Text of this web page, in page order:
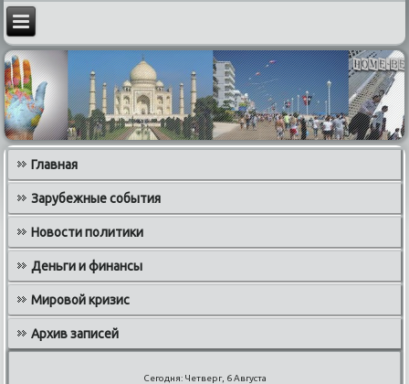
Главная
Зарубежные события
Новости политики
Деньги и финансы
Мировой кризис
Архив записей
Сегодня: Четверг, 6 Августа